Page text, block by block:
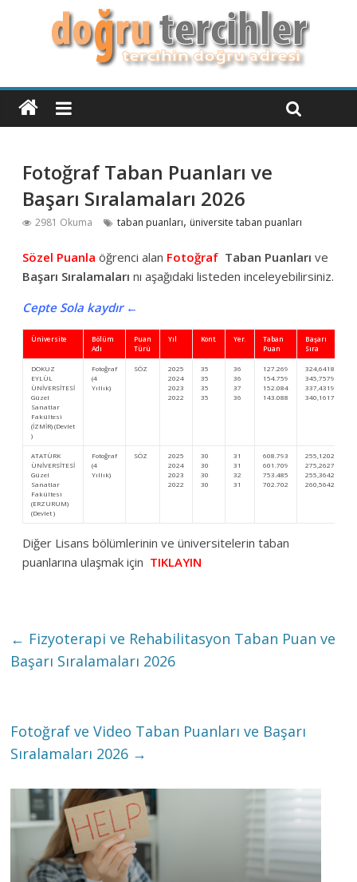
Fotoğraf Taban Puanları ve
Başarı Sıralamaları 2026
2981 Okuma taban puanları, üniversite taban puanları
Sözel Puanla öğrenci alan Fotoğraf Taban Puanları ve
Başarı Sıralamaları nı aşağıdaki listeden inceleyebilirsiniz.
Cepte Sola kaydır ←
Üniversite
Bölüm
Adı
Puan
Türü
Yıl Kont. Yer.
Taban
Puan
Başarı
Sıra
DOKUZ
EYLÜL
ÜNİVERSİTESİ
Güzel
Sanatlar
Fakültesi
(İZMİR) (Devlet
)
Fotoğraf
(4
Yıllık)
SÖZ
2025
2024
2023
2022
35
35
35
35
36
36
37
36
127.269
154.759
152.084
143.088
324,64181
345,75795
337,43196
340,16174
ATATÜRK
ÜNİVERSİTESİ
Güzel
Sanatlar
Fakültesi
(ERZURUM)
(Devlet )
Fotoğraf
(4
Yıllık)
SÖZ
2025
2024
2023
2022
30
30
30
30
31
31
32
31
608.793
601.709
753.485
702.702
255,12022
275,26271
255,36423
260,56429
Diğer Lisans bölümlerinin ve üniversitelerin taban
puanlarına ulaşmak için TIKLAYIN
← Fizyoterapi ve Rehabilitasyon Taban Puan ve
Başarı Sıralamaları 2026
Fotoğraf ve Video Taban Puanları ve Başarı
Sıralamaları 2026 →